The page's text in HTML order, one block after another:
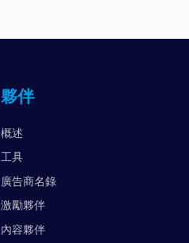
夥伴
概述
工具
廣告商名錄
激勵夥伴
內容夥伴